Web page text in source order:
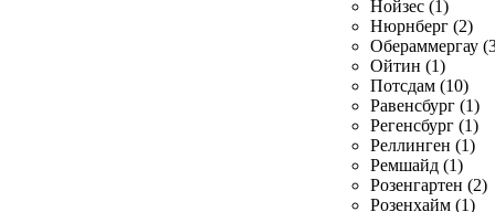
Нойзес (1)
Нюрнберг (2)
Обераммергау
Ойтин (1)
Потсдам (10)
Равенсбург (1)
Регенсбург (1)
Реллинген (1)
Ремшайд (1)
Розенгартен (2)
Розенхайм (1)